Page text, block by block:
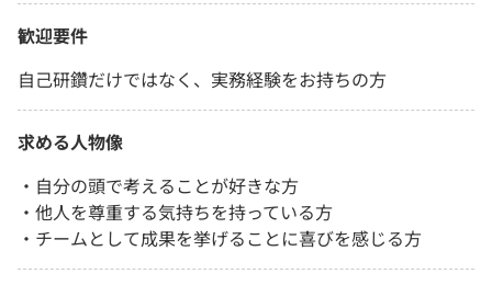
歓迎要件
自己研鑽だけではなく、実務経験をお持ちの方
求める人物像
・自分の頭で考えることが好きな方
・他人を尊重する気持ちを持っている方
・チームとして成果を挙げることに喜びを感じる方